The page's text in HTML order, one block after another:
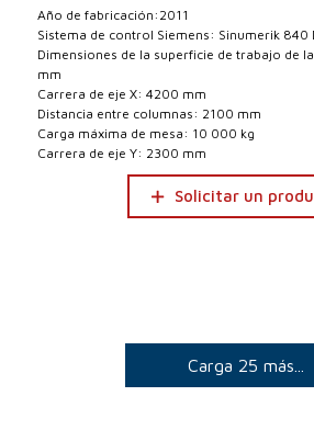
Año de fabricación:2011
Sistema de control Siemens: Sinumerik 840
Dimensiones de la superficie de trabajo de
mm
Carrera de eje X: 4200 mm
Distancia entre columnas: 2100 mm
Carga máxima de mesa: 10 000 kg
Carrera de eje Y: 2300 mm
Solicitar un
Carga 25 más...